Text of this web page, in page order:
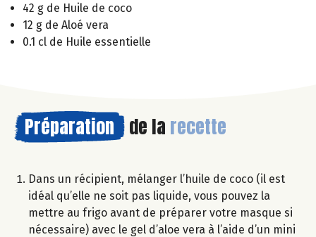
42 g de Huile de coco
12 g de Aloé vera
0.1 cl de Huile essentielle
Préparation de la recette
Dans un récipient, mélanger l’huile de coco (il est
idéal qu’elle ne soit pas liquide, vous pouvez la
mettre au frigo avant de préparer votre masque si
nécessaire) avec le gel d’aloe vera à l’aide d’un mini